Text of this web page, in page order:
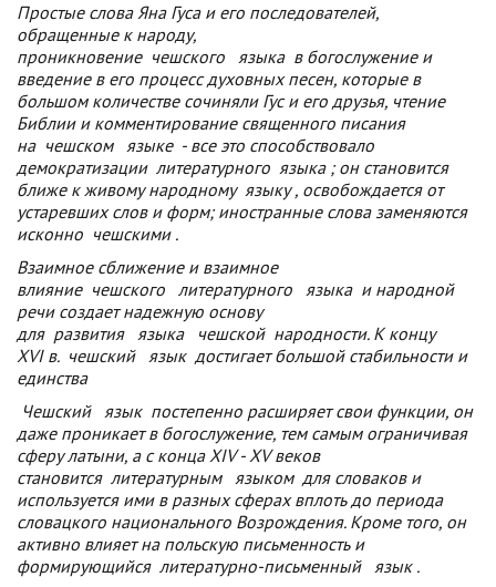
Простые слова Яна Гуса и его последователей,
обращенные к народу,
проникновение чешского языка в богослужение и
введение в его процесс духовных песен, которые в
большом количестве сочиняли Гус и его друзья, чтение
Библии и комментирование священного писания
на чешском языке - все это способствовало
демократизации литературного языка ; он становится
ближе к живому народному языку, освобождается от
устаревших слов и форм; иностранные слова заменяются
исконно чешскими .
Взаимное сближение и взаимное
влияние чешского литературного языка и народной
речи создает надежную основу
для развития языка чешской народности. К концу
XVI в. чешский язык достигает большой стабильности и
единства
Чешский язык постепенно расширяет свои функции, он
даже проникает в богослужение, тем самым ограничивая
сферу латыни, а с конца XIV - XV веков
становится литературным языком для словаков и
используется ими в разных сферах вплоть до периода
словацкого национального Возрождения. Кроме того, он
активно влияет на польскую письменность и
формирующийся литературно-письменный язык .